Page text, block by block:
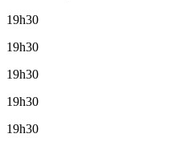
19h30
19h30
19h30
19h30
19h30